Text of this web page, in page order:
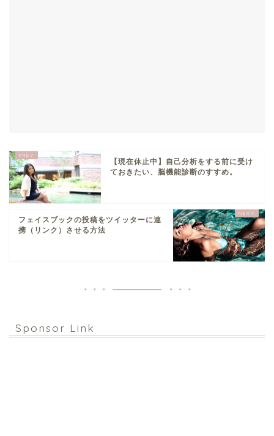
【現在休止中】自己分析をする前に受け
ておきたい、脳機能診断のすすめ。
フェイスブックの投稿をツイッターに連
携（リンク）させる方法
Sponsor Link